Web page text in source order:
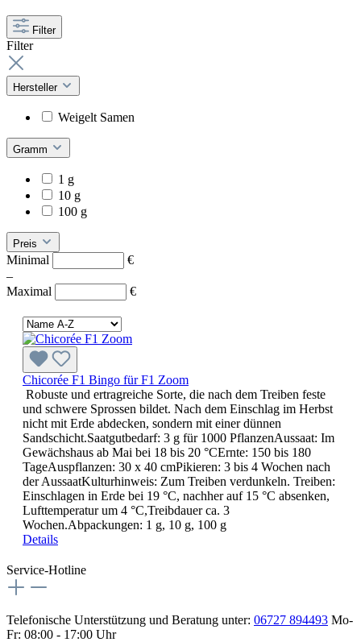
Filter
Filter
Hersteller
Weigelt Samen
Gramm
1 g
10 g
100 g
Preis
Minimal
€
–
Maximal
€
Chicorée F1 Bingo für F1 Zoom
Robuste und ertragreiche Sorte, die nach dem Treiben feste
und schwere Sprossen bildet. Nach dem Einschlag im Herbst
nicht mit Erde abdecken, sondern mit einer dünnen
Sandschicht.Saatgutbedarf: 3 g für 1000 PflanzenAussaat: Im
Gewächshaus ab Mai bei 18 bis 20 °CErnte: 150 bis 180
TageAuspflanzen: 30 x 40 cmPikieren: 3 bis 4 Wochen nach
der AussaatKulturhinweis: Zum Treiben verdunkeln. Treiben:
Einschlagen in Erde bei 19 °C, nachher auf 15 °C absenken,
Lufttemperatur um 4 °C,Treibdauer ca. 3
Wochen.Abpackungen: 1 g, 10 g, 100 g
Details
Service-Hotline
Telefonische Unterstützung und Beratung unter: 06727 894493 Mo-
Fr: 08:00 - 17:00 Uhr